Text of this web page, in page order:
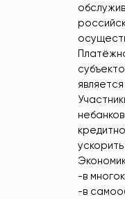
-в
-в